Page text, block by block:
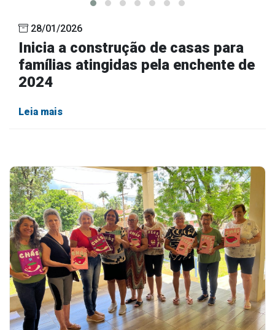
28/01/2026
Inicia a construção de casas para
famílias atingidas pela enchente de
2024
Leia mais